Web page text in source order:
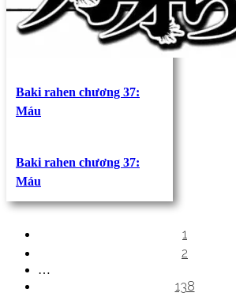
Baki rahen chương 37:
Máu
Baki rahen chương 37:
Máu
1
2
…
138